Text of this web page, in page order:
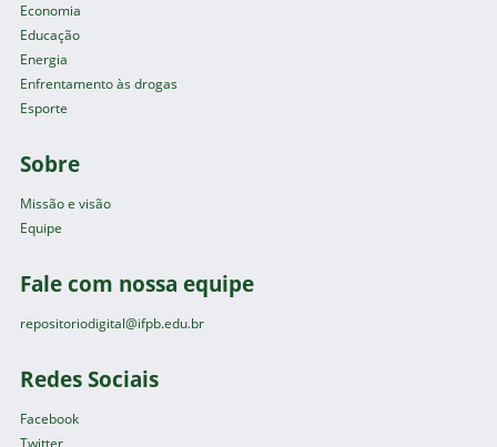
Economia
Educação
Energia
Enfrentamento às drogas
Esporte
Sobre
Missão e visão
Equipe
Fale com nossa equipe
repositoriodigital@ifpb.edu.br
Redes Sociais
Facebook
Twitter